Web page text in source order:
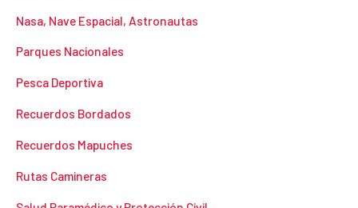
Nasa, Nave Espacial, Astronautas
Parques Nacionales
Pesca Deportiva
Recuerdos Bordados
Recuerdos Mapuches
Rutas Camineras